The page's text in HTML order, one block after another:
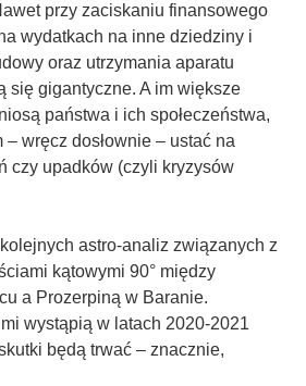
przy zaciskaniu finansowego
wydatkach na inne dziedziny i
oraz utrzymania aparatu
się gigantyczne. A im większe
państwa i ich społeczeństwa,
wręcz dosłownie – ustać na
czy upadków (czyli kryzysów
astro-analiz związanych z
kątowymi 90° między
a Prozerpiną w Baranie.
wystąpią w latach 2020-2021
będą trwać – znacznie,